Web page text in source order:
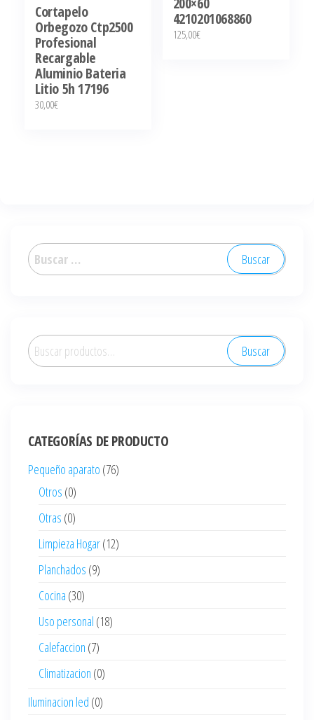
Cortapelo
Orbegozo Ctp2500
Profesional
Recargable
Aluminio Bateria
Litio 5h 17196
30,00€
4210201068860
125,00€
Buscar:
Buscar
por:
Buscar
CATEGORÍAS DE PRODUCTO
Pequeño aparato (76)
Otros (0)
Otras (0)
Limpieza Hogar(12)
Planchados (9)
Cocina (30)
Uso personal (18)
Calefaccion (7)
Climatizacion (0)
Iluminacion led (0)